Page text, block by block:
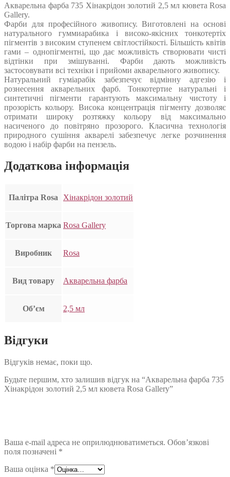
Акварельна фарба 735 Хінакрідон золотий 2,5 мл кювета Rosa
Gallery.
Фарби для професійного живопису. Виготовлені на основі
натурального гуммиарабика і високо-якісних тонкотертіх
пігментів з високим ступенем світлостійкості. Більшість квітів
гами – однопігментні, що дає можливість створювати чисті
відтінки при змішуванні. Фарби дають можливість
застосовувати всі техніки і прийоми акварельного живопису.
Натуральний гуміарабік забезпечує відмінну адгезію і
рознесення акварельних фарб. Тонкотертие натуральні і
синтетичні пігменти гарантують максимальну чистоту і
прозорість кольору. Висока концентрація пігменту дозволяє
отримати широку розтяжку кольору від максимально
насиченого до повітряно прозорого. Класична технологія
природного сушіння акварелі забезпечує легке розчинення
водою і набір фарби на пензель.
Додаткова інформація
Палітра Rosa Хінакрідон золотий
Торгова марка Rosa Gallery
Виробник Rosa
Вид товару Акварельна фарба
Об’єм 2,5 мл
Відгуки
Відгуків немає, поки що.
Будьте першим, хто залишив відгук на “Акварельна фарба 735
Хінакрідон золотий 2,5 мл кювета Rosa Gallery”
Ваша e-mail адреса не оприлюднюватиметься. Обов’язкові
поля позначені *
Ваша оцінка *